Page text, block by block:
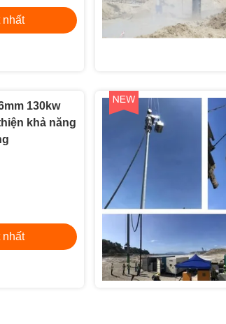
nhất
130kw
khả năng
nhất